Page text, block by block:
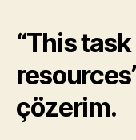
“This
çözerim.